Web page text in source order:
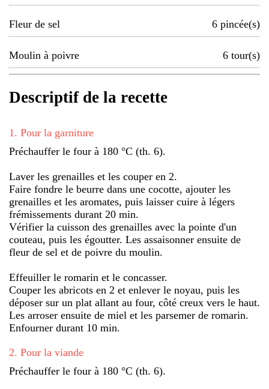
Fleur de sel 6 pincée(s)
Moulin à poivre 6 tour(s)
Descriptif de la recette
1 . Pour la garniture
Préchauffer le four à 180 °C (th. 6).
Laver les grenailles et les couper en 2.
Faire fondre le beurre dans une cocotte, ajouter les
grenailles et les aromates, puis laisser cuire à légers
frémissements durant 20 min.
Vérifier la cuisson des grenailles avec la pointe d'un
couteau, puis les égoutter. Les assaisonner ensuite de
fleur de sel et de poivre du moulin.
Effeuiller le romarin et le concasser.
Couper les abricots en 2 et enlever le noyau, puis les
déposer sur un plat allant au four, côté creux vers le haut.
Les arroser ensuite de miel et les parsemer de romarin.
Enfourner durant 10 min.
2. Pour la viande
Préchauffer le four à 180 °C (th. 6).